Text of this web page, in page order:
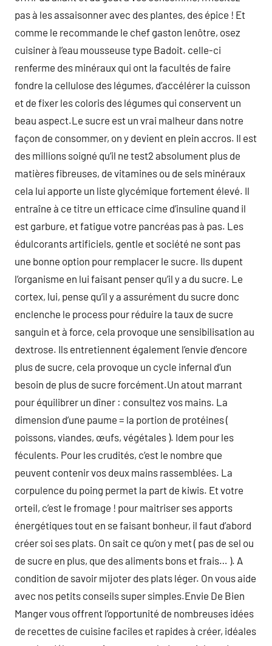
pas à les assaisonner avec des plantes, des épice ! Et
comme le recommande le chef gaston lenôtre, osez
cuisiner à l’eau mousseuse type Badoit. celle-ci
renferme des minéraux qui ont la facultés de faire
fondre la cellulose des légumes, d’accélérer la cuisson
et de fixer les coloris des légumes qui conservent un
beau aspect.Le sucre est un vrai malheur dans notre
façon de consommer, on y devient en plein accros. Il est
des millions soigné qu’il ne test2 absolument plus de
matières fibreuses, de vitamines ou de sels minéraux
cela lui apporte un liste glycémique fortement élevé. Il
entraîne à ce titre un efficace cime d’insuline quand il
est garbure, et fatigue votre pancréas pas à pas. Les
édulcorants artificiels, gentle et société ne sont pas
une bonne option pour remplacer le sucre. Ils dupent
l’organisme en lui faisant penser qu’il y a du sucre. Le
cortex, lui, pense qu’il y a assurément du sucre donc
enclenche le process pour réduire la taux de sucre
sanguin et à force, cela provoque une sensibilisation au
dextrose. Ils entretiennent également l’envie d’encore
plus de sucre, cela provoque un cycle infernal d’un
besoin de plus de sucre forcément.Un atout marrant
pour équilibrer un dîner : consultez vos mains. La
dimension d’une paume = la portion de protéines (
poissons, viandes, œufs, végétales ). Idem pour les
féculents. Pour les crudités, c’est le nombre que
peuvent contenir vos deux mains rassemblées. La
corpulence du poing permet la part de kiwis. Et votre
orteil, c’est le fromage ! pour maitriser ses apports
énergétiques tout en se faisant bonheur, il faut d’abord
créer soi ses plats. On sait ce qu’on y met ( pas de sel ou
de sucre en plus, que des aliments bons et frais… ). A
condition de savoir mijoter des plats léger. On vous aide
avec nos petits conseils super simples.Envie De Bien
Manger vous offrent l’opportunité de nombreuses idées
de recettes de cuisine faciles et rapides à créer, idéales